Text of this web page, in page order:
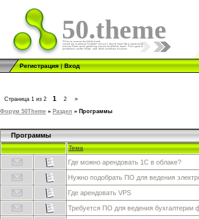
50.theme
Регистрация|Вход
Страница 1 из 2 1 2
»
Форум 50Theme » Раздел » Программы
Программы
Тема
Где можно арендовать 1С в облаке?
Нужно подобрать ПО для ведения
Где арендовать VPS
Требуется ПО для ведения бухгалтерии